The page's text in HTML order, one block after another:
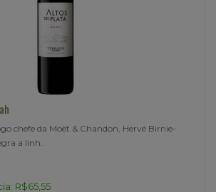
chefe da Moët & Chandon, Hervé Birnie-
a linh..
R$65,55